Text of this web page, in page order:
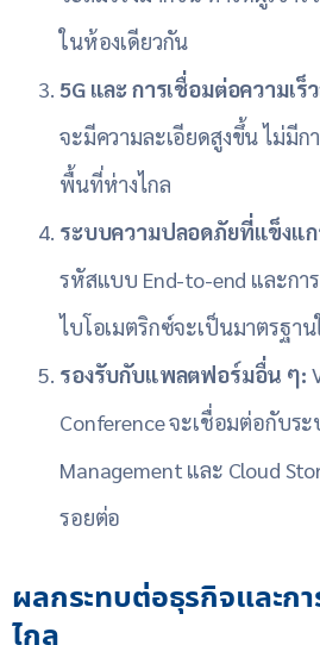
ในห้องเดียวกัน
5G และ การเชื่อมต่อความเร็
จะมีความละเอียดสูงขึ้น ไม่มีก
พื้นที่ห่างไกล
ระบบความปลอดภัยที่แข็งแ
รหัสแบบ End-to-end และกา
ไบโอเมตริกซ์จะเป็นมาตรฐา
รองรับกับแพลตฟอร์มอื่น ๆ:
Conference จะเชื่อมต่อกับระ
Management และ Cloud
รอยต่อ
ผลกระทบต่อธุรกิจและกา
ไกล